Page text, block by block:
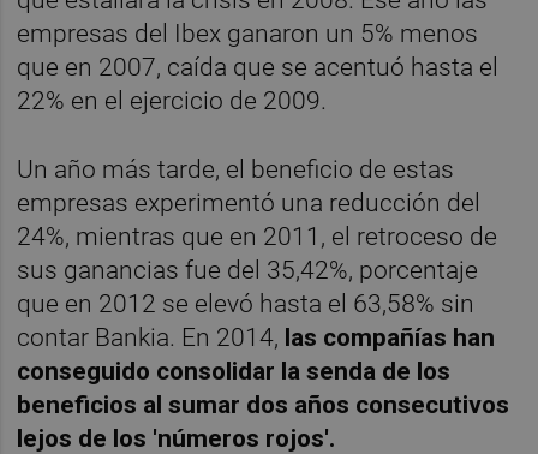
empresas del Ibex ganaron un 5% menos
que en 2007, caída que se acentuó hasta el
22% en el ejercicio de 2009.
Un año más tarde, el beneficio de estas
empresas experimentó una reducción del
24%, mientras que en 2011, el retroceso de
sus ganancias fue del 35,42%, porcentaje
que en 2012 se elevó hasta el 63,58% sin
contar Bankia. En 2014, las compañías han
conseguido consolidar la senda de los
beneficios al sumar dos años consecutivos
lejos de los 'números rojos'.